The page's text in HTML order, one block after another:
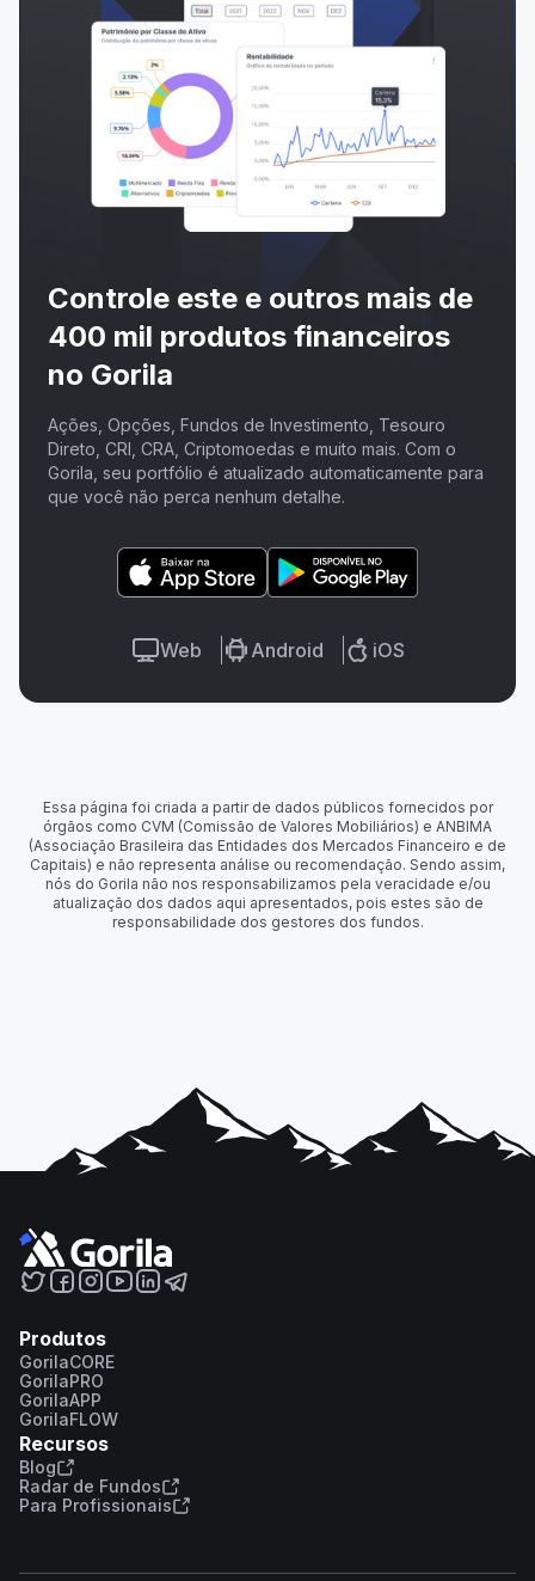
Controle este e outros mais de
400 mil produtos financeiros
no Gorila
Ações, Opções, Fundos de Investimento, Tesouro
Direto, CRI, CRA, Criptomoedas e muito mais. Com o
Gorila, seu portfólio é atualizado automaticamente para
que você não perca nenhum detalhe.
Web Android iOS
Essa página foi criada a partir de dados públicos fornecidos por
órgãos como CVM (Comissão de Valores Mobiliários) e ANBIMA
(Associação Brasileira das Entidades dos Mercados Financeiro e de
Capitais) e não representa análise ou recomendação. Sendo assim,
nós do Gorila não nos responsabilizamos pela veracidade e/ou
atualização dos dados aqui apresentados, pois estes são de
responsabilidade dos gestores dos fundos.
Produtos
GorilaCORE
GorilaPRO
GorilaAPP
GorilaFLOW
Recursos
Blog
Radar de Fundos
Para Profissionais